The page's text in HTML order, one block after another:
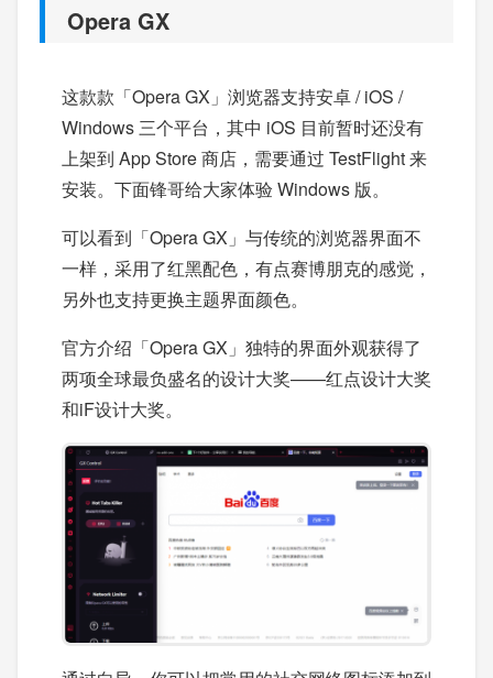
Opera GX
这款款「Opera GX」浏览器支持安卓 / iOS /
Windows 三个平台，其中 iOS 目前暂时还没有
上架到 App Store 商店，需要通过 TestFlight 来
安装。下面锋哥给大家体验 Windows 版。
可以看到「Opera GX」与传统的浏览器界面不
一样，采用了红黑配色，有点赛博朋克的感觉，
另外也支持更换主题界面颜色。
官方介绍「Opera GX」独特的界面外观获得了
两项全球最负盛名的设计大奖——红点设计大奖
和iF设计大奖。